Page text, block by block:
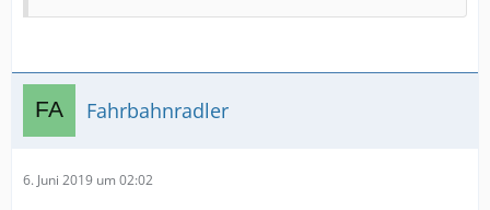
Fahrbahnradler
6. Juni 2019 um 02:02